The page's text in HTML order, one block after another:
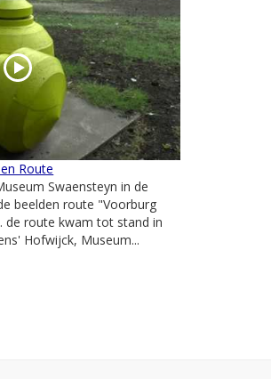
Route
Swaensteyn in de
beelden route "Voorburg
de route kwam tot stand in
Hofwijck, Museum...